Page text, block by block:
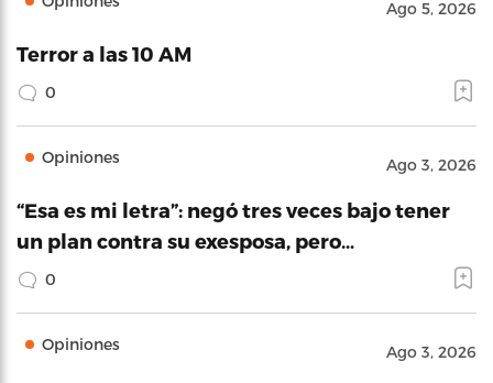
Ago 5, 2026
Terror a las 10 AM
0
Opiniones Ago 3, 2026
“Esa es mi letra”: negó tres veces bajo tener
un plan contra su exesposa, pero…
0
Opiniones Ago 3, 2026